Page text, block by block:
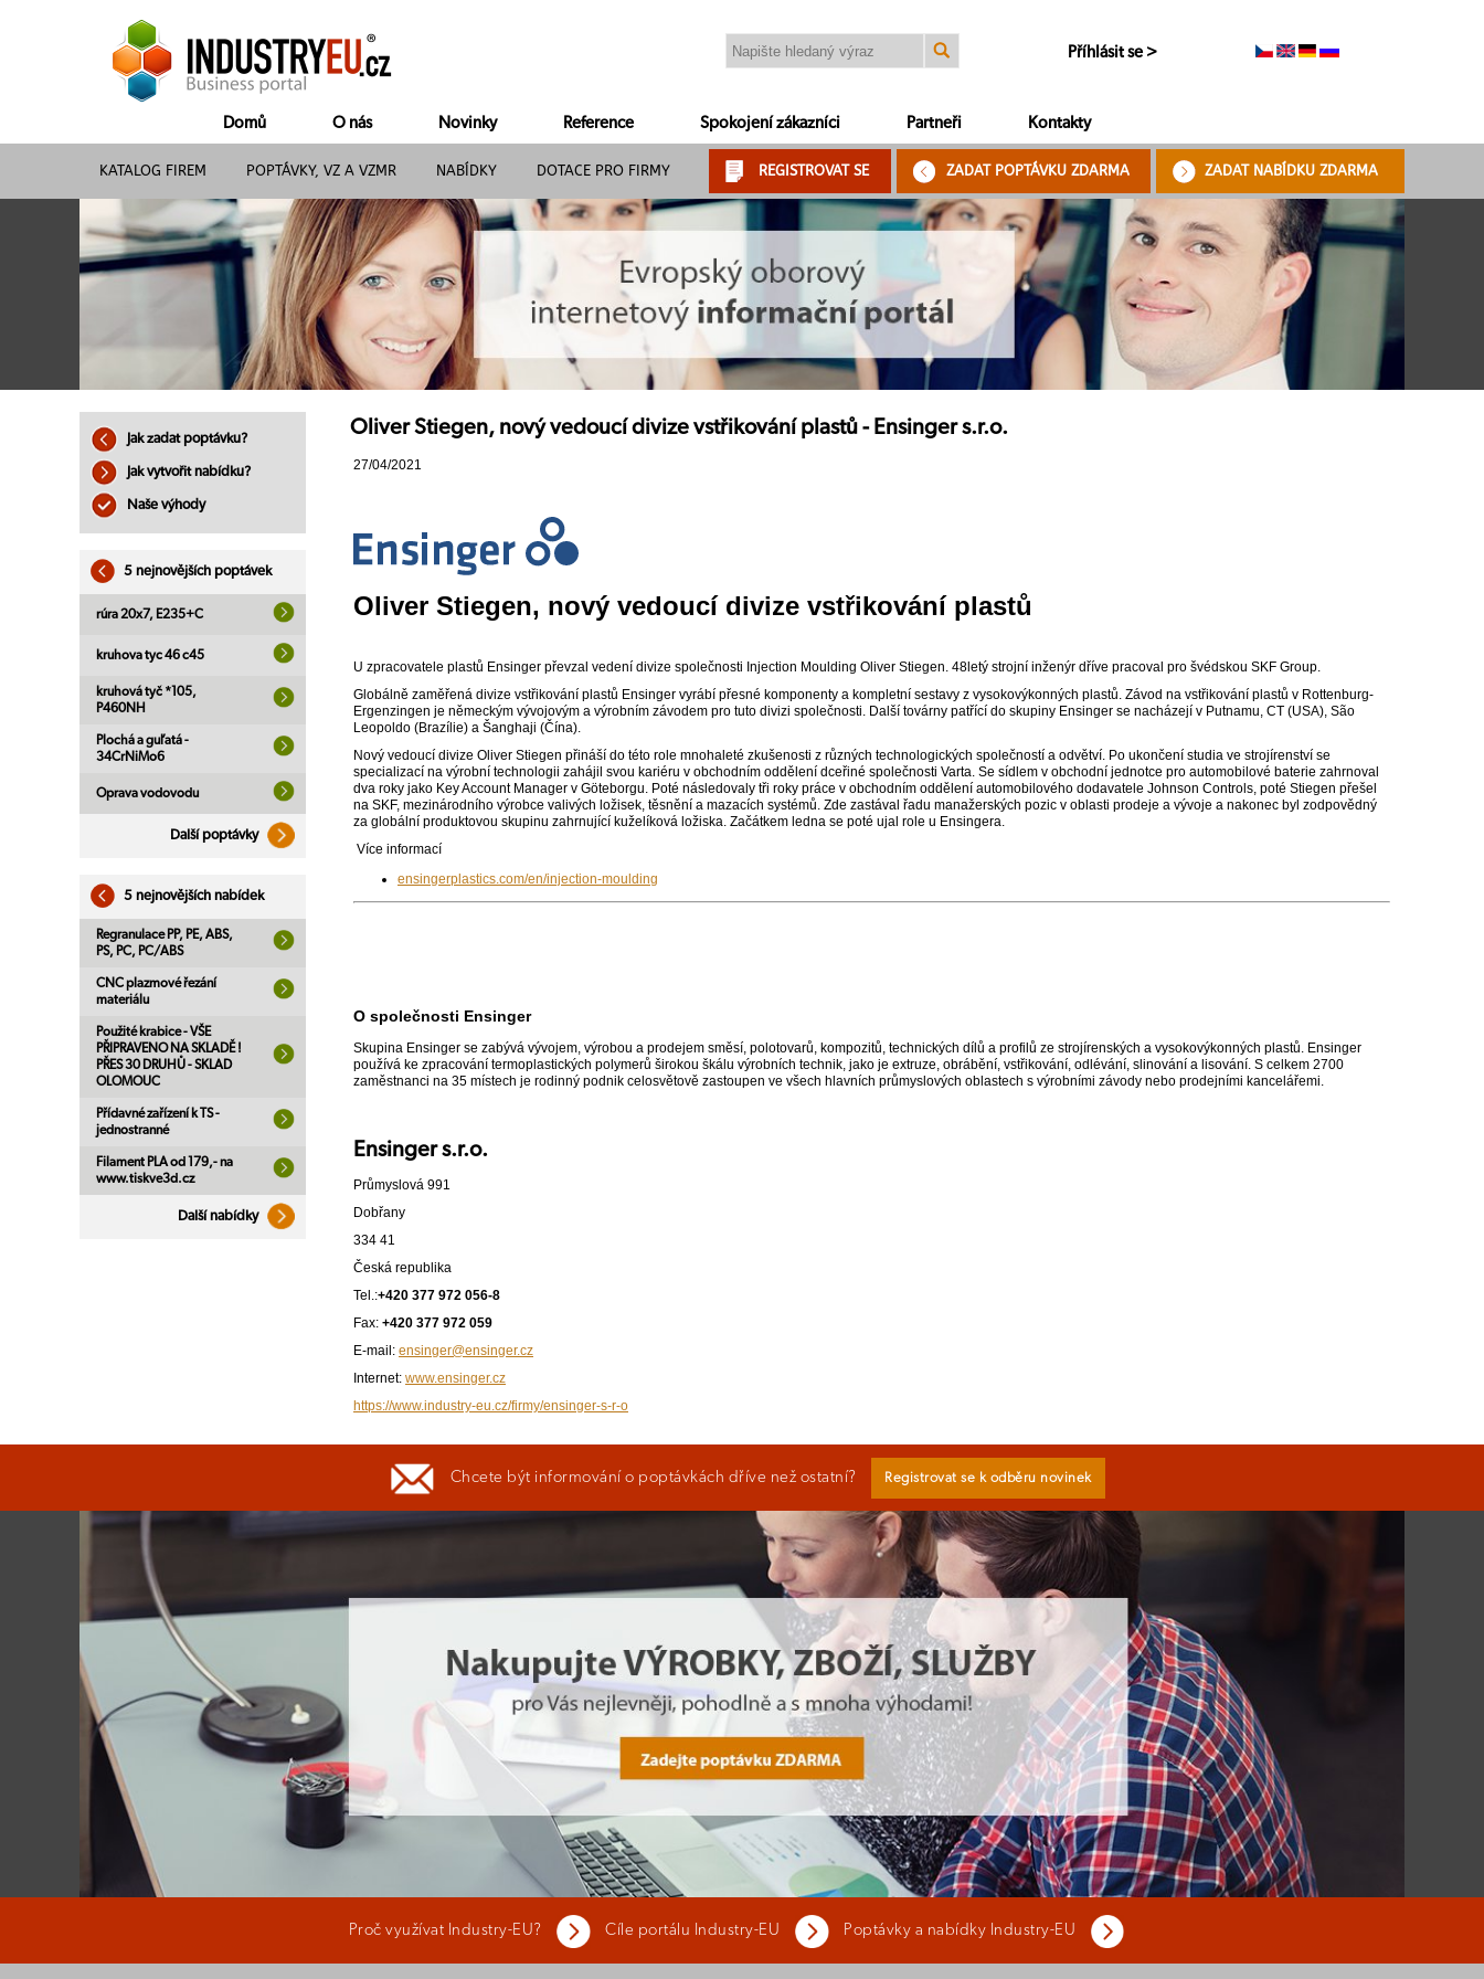
Příhlásit se >
Domů O nás Novinky Reference Spokojení zákazníci Partneři Kontakty
KATALOG FIREM POPTÁVKY, VZ A VZMR NABÍDKY DOTACE PRO FIRMY REGISTROVAT SE ZADAT POPTÁVKU ZDARMA ZADAT NABÍDKU ZDARMA
Jak zadat poptávku?
Jak vytvořit nabídku?
Naše výhody
5 nejnovějších poptávek
rúra 20x7, E235+C
kruhova tyc 46 c45
kruhová tyč *105,
P460NH
Plochá a guľatá -
34CrNiMo6
Oprava vodovodu
Další poptávky
5 nejnovějších nabídek
Regranulace PP, PE, ABS,
PS, PC, PC/ABS
CNC plazmové řezání
materiálu
Použité krabice - VŠE
PŘIPRAVENO NA SKLADĚ !
PŘES 30 DRUHŮ - SKLAD
OLOMOUC
Přídavné zařízení k TS -
jednostranné
Filament PLA od 179,- na
www.tiskve3d.cz
Další nabídky
Oliver Stiegen, nový vedoucí divize vstřikování plastů - Ensinger s.r.o.
27/04/2021
Oliver Stiegen, nový vedoucí divize vstřikování plastů
U zpracovatele plastů Ensinger převzal vedení divize společnosti Injection Moulding Oliver Stiegen. 48letý strojní inženýr dříve pracoval pro švédskou SKF Group.
Globálně zaměřená divize vstřikování plastů Ensinger vyrábí přesné komponenty a kompletní sestavy z vysokovýkonných plastů. Závod na vstřikování plastů v Rottenburg-
Ergenzingen je německým vývojovým a výrobním závodem pro tuto divizi společnosti. Další továrny patřící do skupiny Ensinger se nacházejí v Putnamu, CT (USA), São
Leopoldo (Brazílie) a Šanghaji (Čína).
Nový vedoucí divize Oliver Stiegen přináší do této role mnohaleté zkušenosti z různých technologických společností a odvětví. Po ukončení studia ve strojírenství se
specializací na výrobní technologii zahájil svou kariéru v obchodním oddělení dceřiné společnosti Varta. Se sídlem v obchodní jednotce pro automobilové baterie zahrnoval
dva roky jako Key Account Manager v Göteborgu. Poté následovaly tři roky práce v obchodním oddělení automobilového dodavatele Johnson Controls, poté Stiegen přešel
na SKF, mezinárodního výrobce valivých ložisek, těsnění a mazacích systémů. Zde zastával řadu manažerských pozic v oblasti prodeje a vývoje a nakonec byl zodpovědný
za globální produktovou skupinu zahrnující kuželíková ložiska. Začátkem ledna se poté ujal role u Ensingera.
Více informací
ensingerplastics.com/en/injection-moulding
O společnosti Ensinger
Skupina Ensinger se zabývá vývojem, výrobou a prodejem směsí, polotovarů, kompozitů, technických dílů a profilů ze strojírenských a vysokovýkonných plastů. Ensinger
používá ke zpracování termoplastických polymerů širokou škálu výrobních technik, jako je extruze, obrábění, vstřikování, odlévání, slinování a lisování. S celkem 2700
zaměstnanci na 35 místech je rodinný podnik celosvětově zastoupen ve všech hlavních průmyslových oblastech s výrobními závody nebo prodejními kancelářemi.
Ensinger s.r.o.
Průmyslová 991
Dobřany
334 41
Česká republika
Tel.:+420 377 972 056-8
Fax: +420 377 972 059
E-mail: ensinger@ensinger.cz
Internet: www.ensinger.cz
https://www.industry-eu.cz/firmy/ensinger-s-r-o
Chcete být informování o poptávkách dříve než ostatní? Registrovat se k odběru novinek
Proč využívat Industry-EU? Cíle portálu Industry-EU Poptávky a nabídky Industry-EU